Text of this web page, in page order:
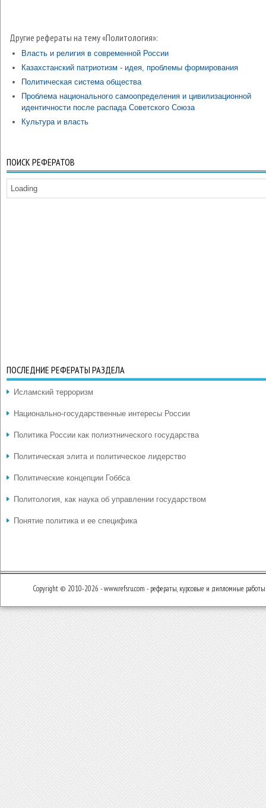
Другие рефераты на тему «Политология»:
Власть и религия в современной России
Казахстанский патриотизм - идея, проблемы формирования
Политическая система общества
Проблема национального самоопределения и цивилизационной
идентичности после распада Советского Союза
Культура и власть
ПОИСК РЕФЕРАТОВ
Loading
ПОСЛЕДНИЕ РЕФЕРАТЫ РАЗДЕЛА
Исламский терроризм
Национально-государственные интересы России
Политика России как полиэтнического государства
Политическая элита и политическое лидерство
Политические концепции Гоббса
Политология, как наука об управлении государством
Понятие политика и ее специфика
Copyright © 2010-2026 - www.refsru.com - рефераты, курсовые и дипломные работы